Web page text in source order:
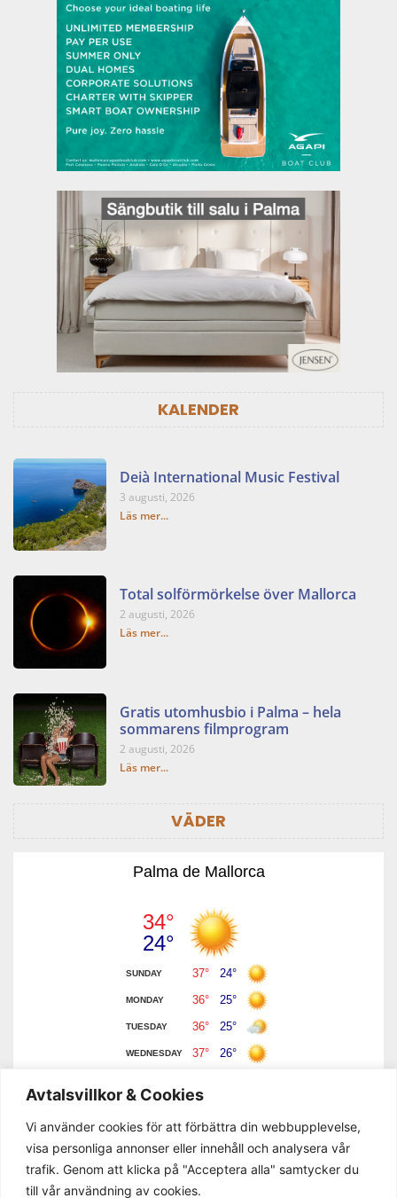
Avtalsvillkor & Cookies
Vi använder cookies för att förbättra din webbupplevelse,
visa personliga annonser eller innehåll och analysera vår
trafik. Genom att klicka på "Acceptera alla" samtycker du
till vår användning av cookies.
KALENDER
Deià International Music Festival
3 augusti, 2026
Läs mer...
Total solförmörkelse över Mallorca
2 augusti, 2026
Läs mer...
Gratis utomhusbio i Palma – hela
sommarens filmprogram
2 augusti, 2026
Läs mer...
VÄDER
Palma de Mallorca